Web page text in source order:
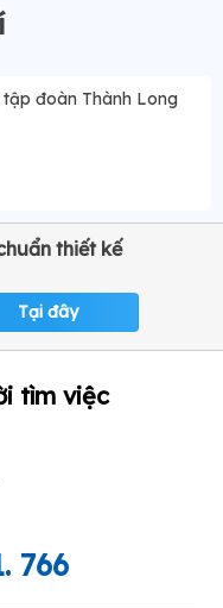
đoàn Thành Long
thiết kế
Tại đây
tìm việc
766